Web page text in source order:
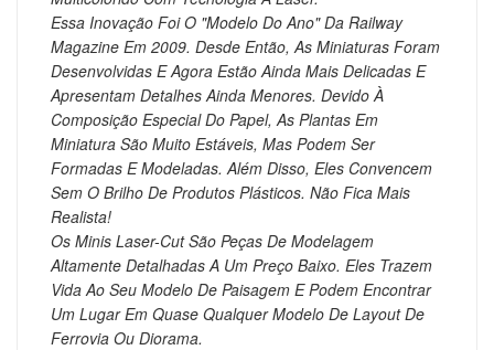
Essa Inovação Foi O "Modelo Do Ano" Da Railway
Magazine Em 2009. Desde Então, As Miniaturas Foram
Desenvolvidas E Agora Estão Ainda Mais Delicadas E
Apresentam Detalhes Ainda Menores. Devido À
Composição Especial Do Papel, As Plantas Em
Miniatura São Muito Estáveis, Mas Podem Ser
Formadas E Modeladas. Além Disso, Eles Convencem
Sem O Brilho De Produtos Plásticos. Não Fica Mais
Realista!
Os Minis Laser-Cut São Peças De Modelagem
Altamente Detalhadas A Um Preço Baixo. Eles Trazem
Vida Ao Seu Modelo De Paisagem E Podem Encontrar
Um Lugar Em Quase Qualquer Modelo De Layout De
Ferrovia Ou Diorama.